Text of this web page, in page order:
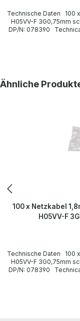
Technische Daten 100 x Dell Netzkabel 1,8m Schuko - C13 10-16A
H05VV-F 3G0,75mm schwarz Neu/
DP/N: 078390 Technical Data / Technische Daten Manufacturer /
can be found on the
Produktgalerie
Ähnliche
100 x Netzkabel
H05VV-F
Technische Daten 100 x Dell Netzkabel 1,8m Schuko - C13 10-16A
H05VV-F 3G0,75mm schwarz Neu/
DP/N: 078390 Technical Data / Technische Daten Manufacturer /
Color / Buchsenfarbe black / schwarz More information and details